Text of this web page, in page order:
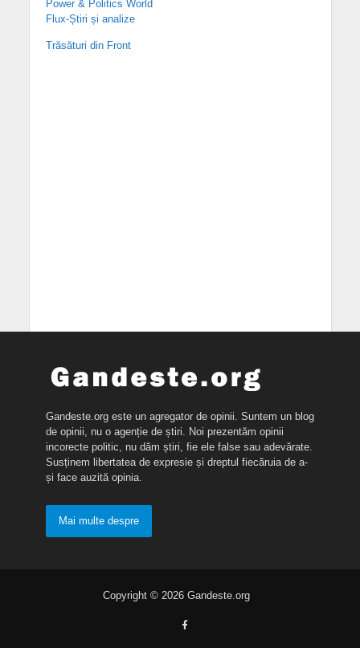
Power & Politics World
Flux-Știri și analize
Trăsături din Front
Gandeste.org este un agregator de opinii. Suntem un blog
de opinii, nu o agenție de știri. Noi prezentăm opinii
incorecte politic, nu dăm știri, fie ele false sau adevărate.
Susținem libertatea de expresie și dreptul fiecăruia de a-
și face auzită opinia.
Mai multe despre
Copyright © 2026 Gandeste.org